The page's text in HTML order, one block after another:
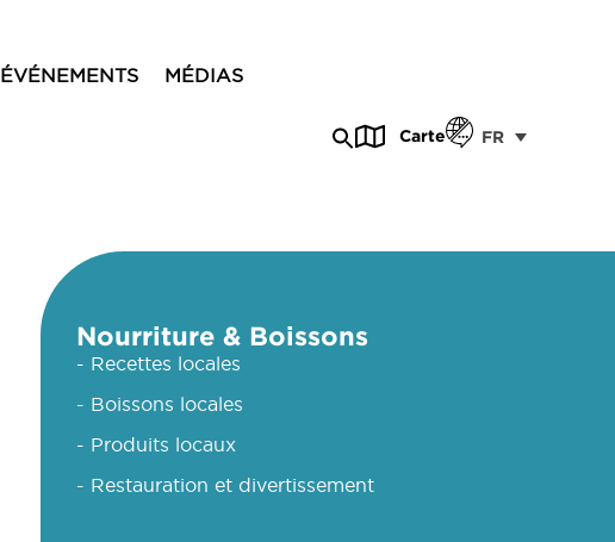
ÉVÉNEMENTS MÉDIAS
Carte FR
Nourriture & Boissons
- Recettes locales
- Boissons locales
- Produits locaux
- Restauration et divertissement